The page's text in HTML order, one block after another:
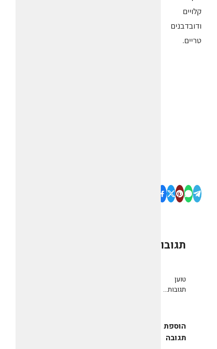
קלויים
ודובדבנים
טריים.
תגובות
טוען
תגובות...
הוספת
תגובה